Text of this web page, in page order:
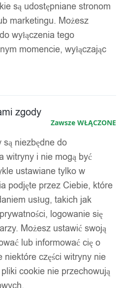
są udostępniane stronom
marketingu. Możesz
wyłączenia tego
momencie, wyłączając
zgody
Zawsze WŁĄCZONE
niezbędne do
witryny i nie mogą być
ustawiane tylko w
podjęte przez Ciebie, które
usług, takich jak
logowanie się
Możesz ustawić swoją
lub informować cię o
części witryny nie
pliki cookie nie przechowują